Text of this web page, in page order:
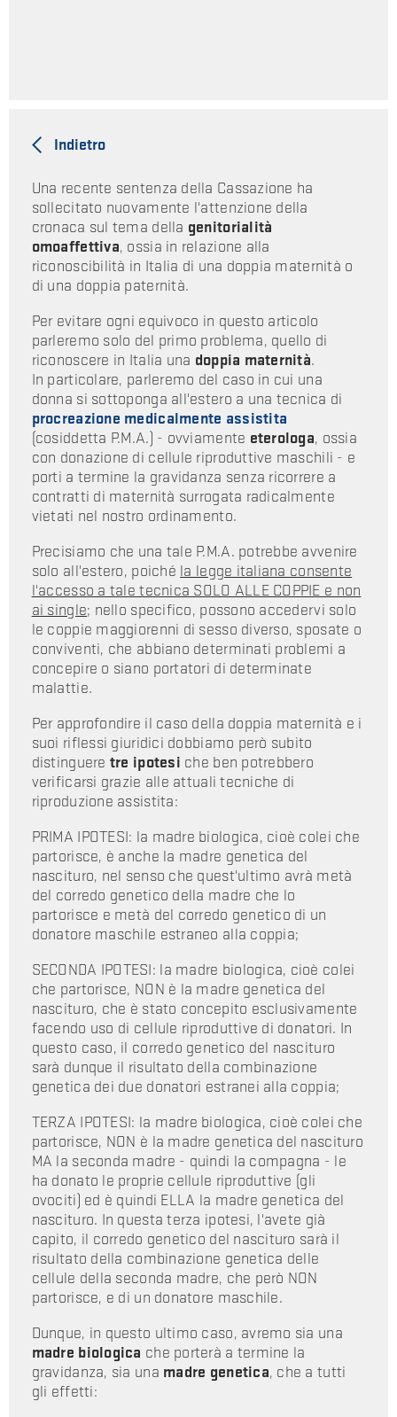
Indietro
Una recente sentenza della Cassazione ha
sollecitato nuovamente l'attenzione della
cronaca sul tema della genitorialità
omoaffettiva, ossia in relazione alla
riconoscibilità in Italia di una doppia maternità o
di una doppia paternità.
Per evitare ogni equivoco in questo articolo
parleremo solo del primo problema, quello di
riconoscere in Italia una doppia maternità.
In particolare, parleremo del caso in cui una
donna si sottoponga all'estero a una tecnica di
procreazione medicalmente assistita
(cosiddetta P.M.A.) - ovviamente eterologa, ossia
con donazione di cellule riproduttive maschili - e
porti a termine la gravidanza senza ricorrere a
contratti di maternità surrogata radicalmente
vietati nel nostro ordinamento.
Precisiamo che una tale P.M.A. potrebbe avvenire
solo all'estero, poiché la legge italiana consente
l'accesso a tale tecnica SOLO ALLE COPPIE e non
ai single; nello specifico, possono accedervi solo
le coppie maggiorenni di sesso diverso, sposate o
conviventi, che abbiano determinati problemi a
concepire o siano portatori di determinate
malattie.
Per approfondire il caso della doppia maternità e i
suoi riflessi giuridici dobbiamo però subito
distinguere tre ipotesi che ben potrebbero
verificarsi grazie alle attuali tecniche di
riproduzione assistita:
PRIMA IPOTESI: la madre biologica, cioè colei che
partorisce, è anche la madre genetica del
nascituro, nel senso che quest'ultimo avrà metà
del corredo genetico della madre che lo
partorisce e metà del corredo genetico di un
donatore maschile estraneo alla coppia;
SECONDA IPOTESI: la madre biologica, cioè colei
che partorisce, NON è la madre genetica del
nascituro, che è stato concepito esclusivamente
facendo uso di cellule riproduttive di donatori. In
questo caso, il corredo genetico del nascituro
sarà dunque il risultato della combinazione
genetica dei due donatori estranei alla coppia;
TERZA IPOTESI: la madre biologica, cioè colei che
partorisce, NON è la madre genetica del nascituro
MA la seconda madre - quindi la compagna - le
ha donato le proprie cellule riproduttive (gli
ovociti) ed è quindi ELLA la madre genetica del
nascituro. In questa terza ipotesi, l'avete già
capito, il corredo genetico del nascituro sarà il
risultato della combinazione genetica delle
cellule della seconda madre, che però NON
partorisce, e di un donatore maschile.
Dunque, in questo ultimo caso, avremo sia una
madre biologica che porterà a termine la
gravidanza, sia una madre genetica, che a tutti
gli effetti: